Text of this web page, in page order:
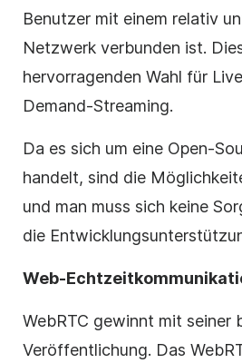
Benutzer mit einem relativ
Netzwerk verbunden ist.
hervorragenden Wahl für
Demand-Streaming.
Da es sich um eine Open-
handelt, sind die
und man muss sich keine
die
Web-
WebRTC gewinnt mit seiner
Veröffentlichung. Das